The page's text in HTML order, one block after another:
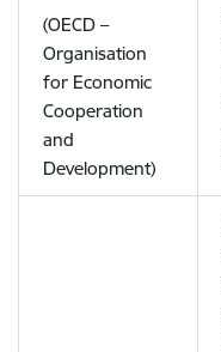
(OECD –
Organisation
for Economic
Cooperation
and
Development)